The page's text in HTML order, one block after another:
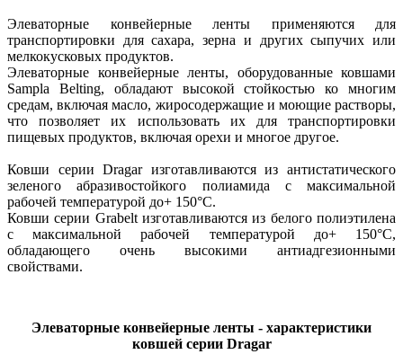
Элеваторные конвейерные ленты применяются для
транспортировки для сахара, зерна и других сыпучих или
мелкокусковых продуктов.
Элеваторные конвейерные ленты, оборудованные ковшами
Sampla Belting, обладают высокой стойкостью ко многим
средам, включая масло, жиросодержащие и моющие растворы,
что позволяет их использовать их для транспортировки
пищевых продуктов, включая орехи и многое другое.
Ковши серии Dragar изготавливаются из антистатического
зеленого абразивостойкого полиамида с максимальной
рабочей температурой до+ 150°C.
Ковши серии Grabelt изготавливаются из белого полиэтилена
с максимальной рабочей температурой до+ 150°C,
обладающего очень высокими антиадгезионными
свойствами.
Элеваторные конвейерные ленты - характеристики
ковшей серии Dragar